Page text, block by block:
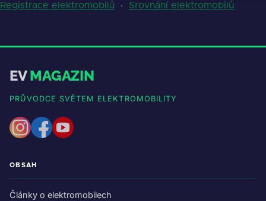
Registrace elektromobilů · Srovnání elektromobilů
EVMAGAZIN
PRŮVODCE SVĚTEM ELEKTROMOBILITY
OBSAH
Články o elektromobilech